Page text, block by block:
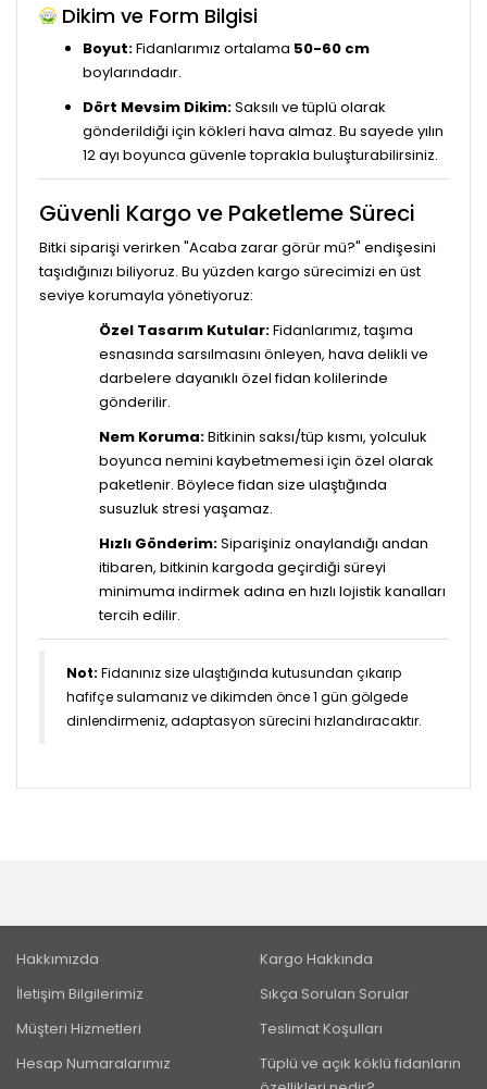
Dikim ve Form Bilgisi
Boyut:Fidanlarımız ortalama 50-60 cm
boylarındadır.
Dört Mevsim Dikim:Saksılı ve tüplü olarak
gönderildiği için kökleri hava almaz. Bu sayede yılın
12 ayı boyunca güvenle toprakla buluşturabilirsiniz.
Güvenli Kargo ve Paketleme Süreci
Bitki siparişi verirken "Acaba zarar görür mü?" endişesini
taşıdığınızı biliyoruz. Bu yüzden kargo sürecimizi en üst
seviye korumayla yönetiyoruz:
Özel Tasarım Kutular:Fidanlarımız, taşıma
esnasında sarsılmasını önleyen, hava delikli ve
darbelere dayanıklı özel fidan kolilerinde
gönderilir.
Nem Koruma:Bitkinin saksı/tüp kısmı, yolculuk
boyunca nemini kaybetmemesi için özel olarak
paketlenir. Böylece fidan size ulaştığında
susuzluk stresi yaşamaz.
Hızlı Gönderim:Siparişiniz onaylandığı andan
itibaren, bitkinin kargoda geçirdiği süreyi
minimuma indirmek adına en hızlı lojistik kanalları
tercih edilir.
Not: Fidanınız size ulaştığında kutusundan çıkarıp
hafifçe sulamanız ve dikimden önce 1 gün gölgede
dinlendirmeniz, adaptasyon sürecini hızlandıracaktır.
Hakkımızda
İletişim Bilgilerimiz
Müşteri Hizmetleri
Hesap Numaralarımız
Kargo Hakkında
Sıkça Sorulan Sorular
Teslimat Koşulları
Tüplü ve açık köklü fidanların